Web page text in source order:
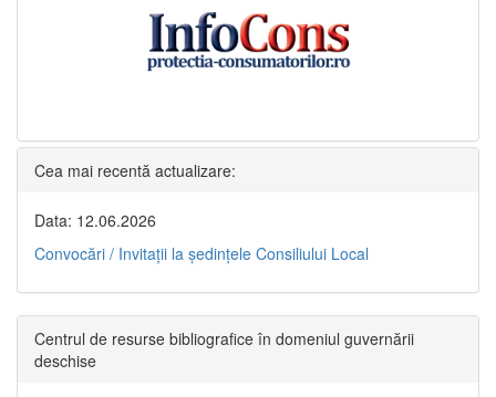
Cea mai recentă actualizare:
Data: 12.06.2026
Convocări / Invitaţii la şedinţele Consiliului Local
Centrul de resurse bibliografice în domeniul guvernării
deschise